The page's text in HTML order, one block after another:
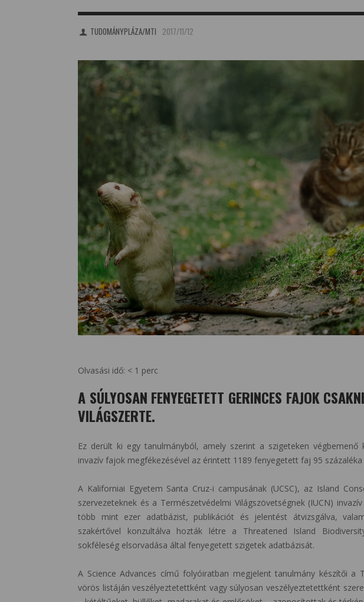
TUDOMÁNYPLÁZA/MTI 2017/11/12
Olvasási idő: < 1 perc
A SÚLYOSAN FENYEGETETT GERINCES FAJOK
VILÁGSZERTE.
Ez derült ki egy tanulmányból, amely szerint a szigeteken végbemenő
invazív fajok megfékezésével az érintett 1189 fenyegetett faj 95
A Kaliforniai Egyetem Santa Cruz-i campusának (UCSC), az Island
szervezeteknek és a Természetvédelmi Világszövetségnek (IUCN)
több mint ezer adatbázist, publikációt és jelentést átvizsgálva,
szakértővel konzultálva hozták létre a Threatened Island
sokféleség elsorvadása által fenyegetett szigetek adatbázisát.
A Science Advances című folyóiratban megjelent tanulmány készítői a
vörös listáján veszélyeztetettként vagy súlyosan veszélyeztetettként